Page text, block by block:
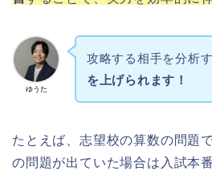
ゆうた
攻略する相手を分析
を上げられます！
たとえば、志望校の算数の問題
の問題が出ていた場合は入試本